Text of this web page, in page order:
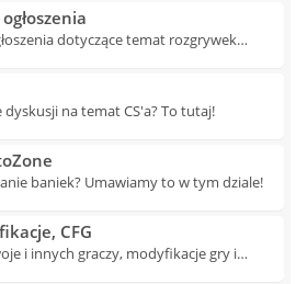
dotyczące temat rozgrywek
na temat CS'a? To tutaj!
baniek? Umawiamy to w tym dziale!
CFG
i innych graczy, modyfikacje gry i